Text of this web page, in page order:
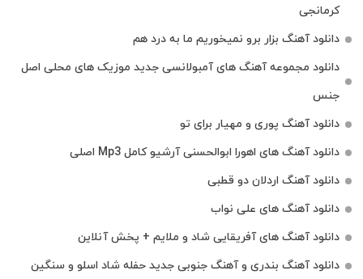
کرمانجی
دانلود آهنگ بزار برو نمیخوریم ما به درد هم
دانلود مجموعه آهنگ های آمبولانسی جدید موزیک های محلی اصل
جنس
دانلود آهنگ پوری و مهیار برای تو
دانلود آهنگ های اهورا ابوالحسنی آرشیو کامل Mp3 اصلی
دانلود آهنگ اردلان دو قطبی
دانلود آهنگ های علی نواب
دانلود آهنگ های آفریقایی شاد و ملایم + پخش آنلاین
دانلود آهنگ بندری و آهنگ جنوبی جدید حفله شاد اسلو و سنگین